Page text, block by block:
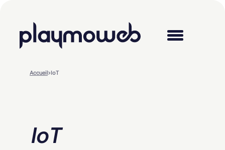
Accueil>IoT
IoT